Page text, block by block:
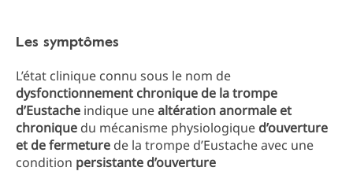
Les symptômes
L’état clinique connu sous le nom de
dysfonctionnement chronique de la trompe
d’Eustache indique unealtération anormale et
chronique du mécanisme physiologique d’ouverture
et de fermeture de la trompe d’Eustache avec une
condition persistante d’ouverture